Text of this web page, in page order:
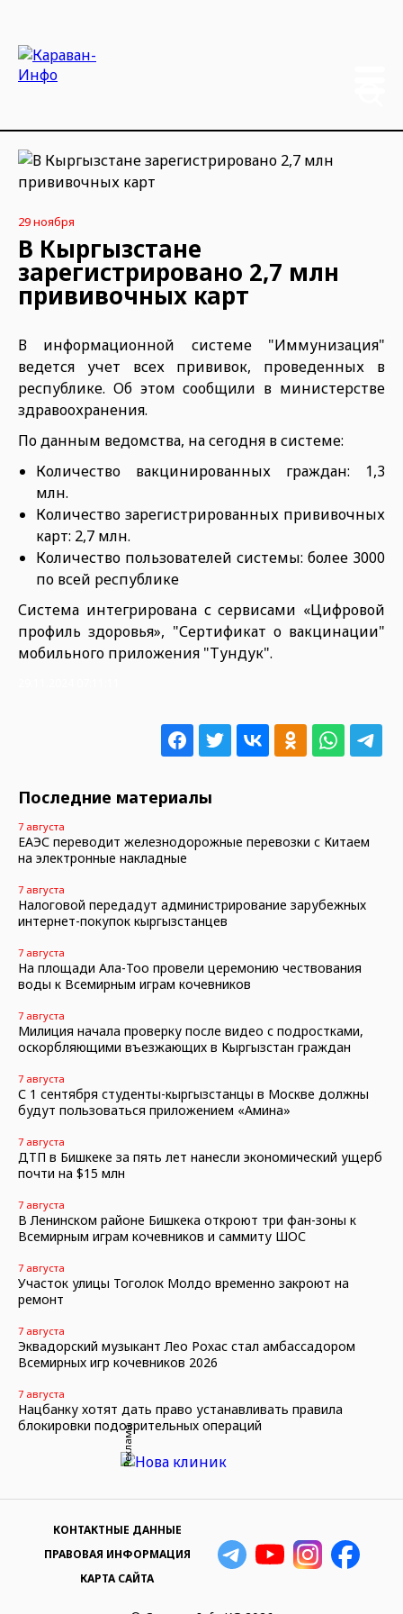
29 ноября
В Кыргызстане
зарегистрировано 2,7 млн
прививочных карт
В информационной системе "Иммунизация"
ведется учет всех прививок, проведенных в
республике. Об этом сообщили в министерстве
здравоохранения.
По данным ведомства, на сегодня в системе:
Количество вакцинированных граждан: 1,3
млн.
Количество зарегистрированных прививочных
карт: 2,7 млн.
Количество пользователей системы: более 3000
по всей республике
Система интегрирована с сервисами «Цифровой
профиль здоровья», "Сертификат о вакцинации"
мобильного приложения "Тундук".
Последние материалы
7 августа
ЕАЭС переводит железнодорожные перевозки с Китаем
на электронные накладные
7 августа
Налоговой передадут администрирование зарубежных
интернет-покупок кыргызстанцев
7 августа
На площади Ала-Тоо провели церемонию чествования
воды к Всемирным играм кочевников
7 августа
Милиция начала проверку после видео с подростками,
оскорбляющими въезжающих в Кыргызстан граждан
7 августа
С 1 сентября студенты-кыргызстанцы в Москве должны
будут пользоваться приложением «Амина»
7 августа
ДТП в Бишкеке за пять лет нанесли экономический ущерб
почти на $15 млн
7 августа
В Ленинском районе Бишкека откроют три фан-зоны к
Всемирным играм кочевников и саммиту ШОС
7 августа
Участок улицы Тоголок Молдо временно закроют на
ремонт
7 августа
Эквадорский музыкант Лео Рохас стал амбассадором
Всемирных игр кочевников 2026
7 августа
Нацбанку хотят дать право устанавливать правила
блокировки подозрительных операций
Реклама
КОНТАКТНЫЕ ДАННЫЕ
ПРАВОВАЯ ИНФОРМАЦИЯ
КАРТА САЙТА